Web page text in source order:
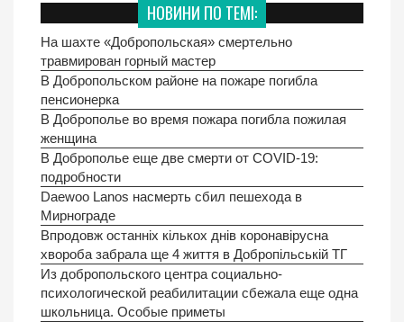
НОВИНИ ПО ТЕМІ:
На шахте «Добропольская» смертельно
травмирован горный мастер
В Добропольском районе на пожаре погибла
пенсионерка
В Доброполье во время пожара погибла пожилая
женщина
В Доброполье еще две смерти от COVID-19:
подробности
Daewoo Lanos насмерть сбил пешехода в
Мирнограде
Впродовж останніх кількох днів коронавірусна
хвороба забрала ще 4 життя в Добропільській ТГ
Из добропольского центра социально-
психологической реабилитации сбежала еще одна
школьница. Особые приметы